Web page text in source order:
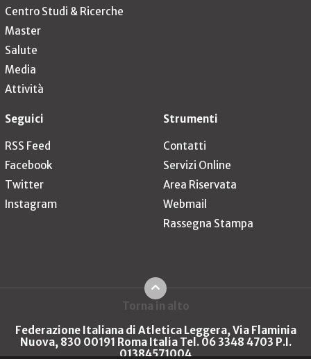
Centro Studi & Ricerche
Master
Salute
Media
Attività
Seguici
RSS Feed
Facebook
Twitter
Instagram
Strumenti
Contatti
Servizi Online
Area Riservata
Webmail
Rassegna Stampa
Torna in alto
Federazione Italiana di Atletica Leggera, Via Flaminia
Nuova, 830 00191 Roma Italia Tel. 06 3348 4703 P.I.
01384571004